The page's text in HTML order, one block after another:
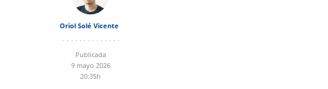
Oriol Solé Vicente
Publicada
9 mayo 2026
20:35h